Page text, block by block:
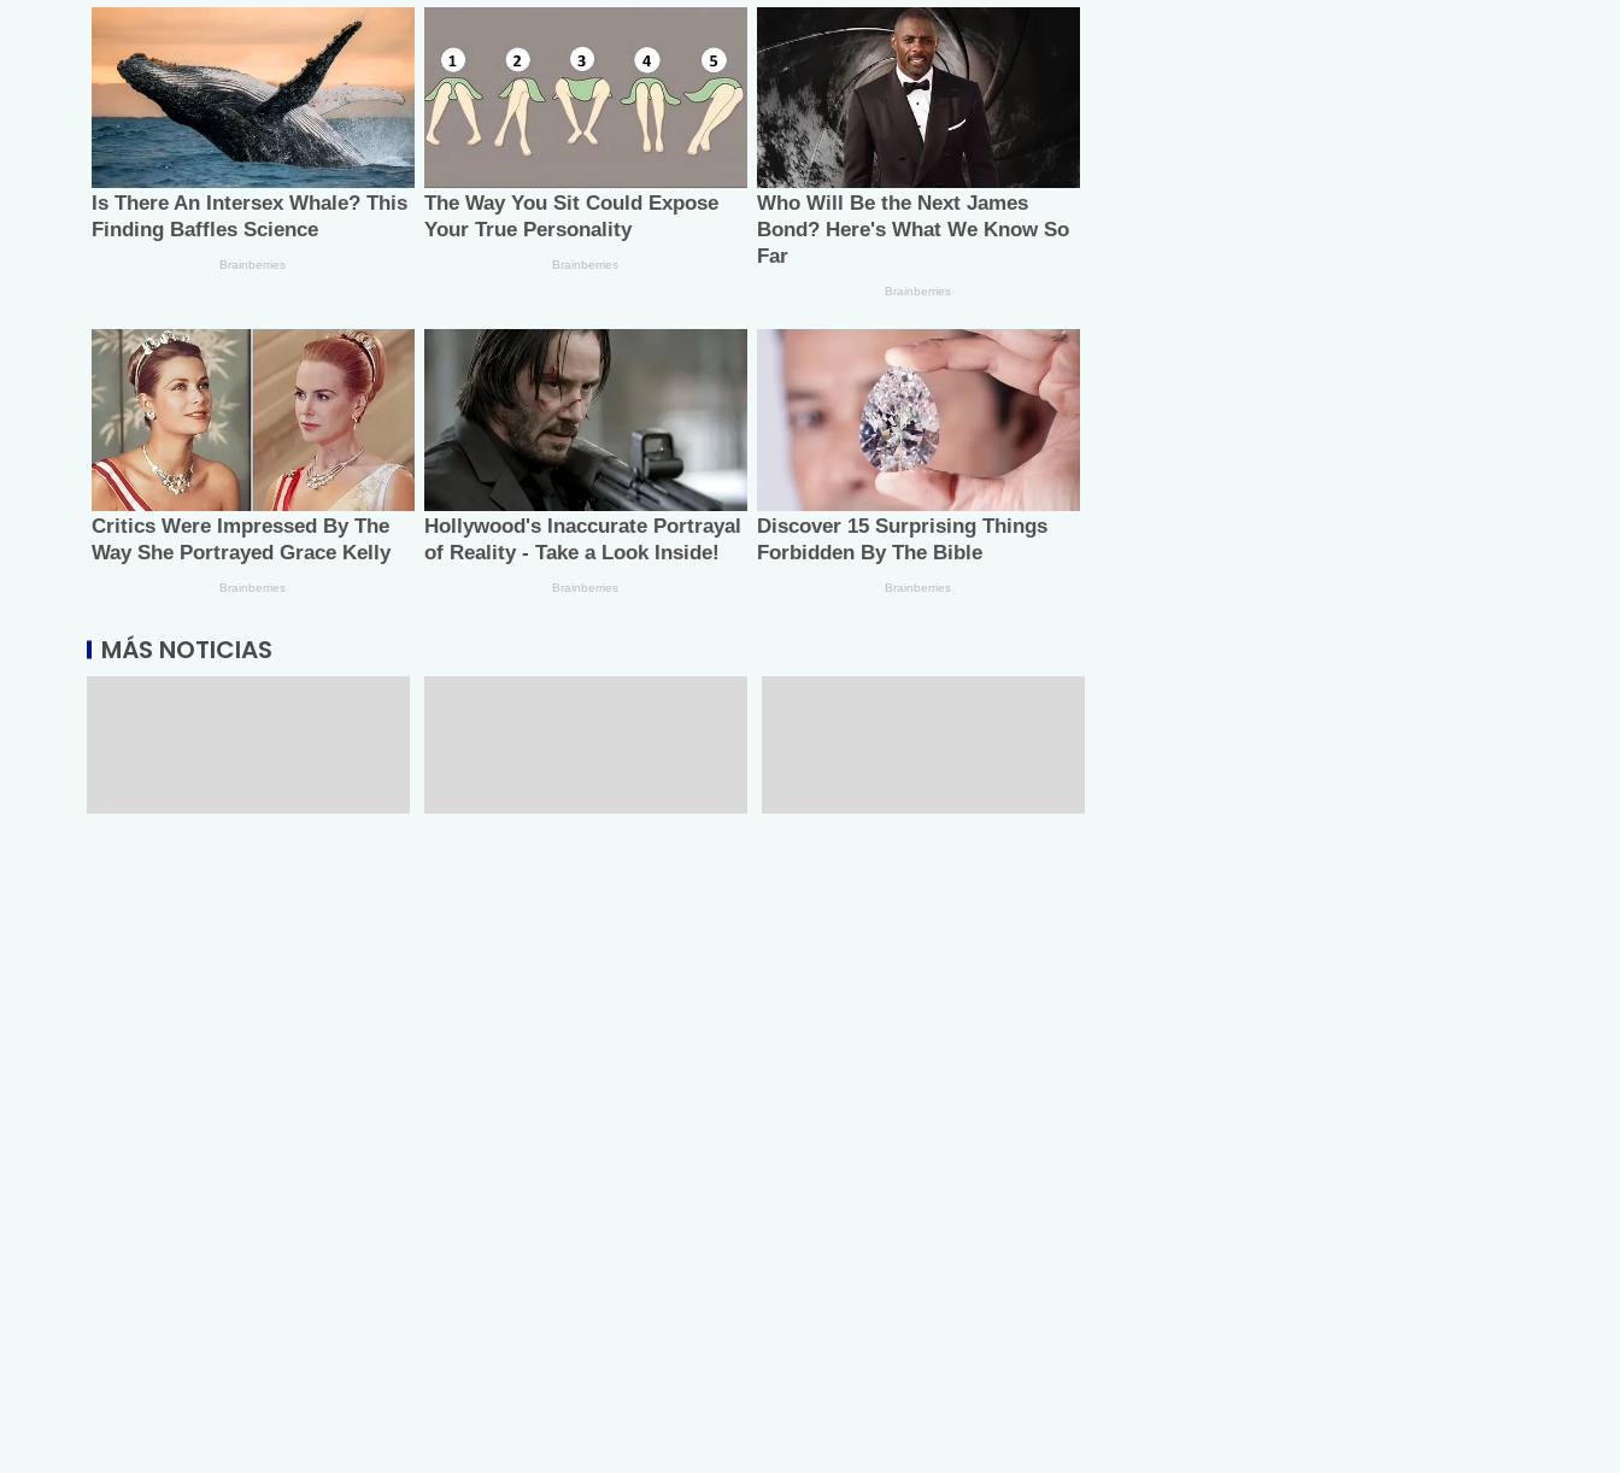
MÁS NOTICIAS